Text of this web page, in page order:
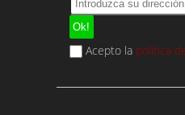
Acepto la política